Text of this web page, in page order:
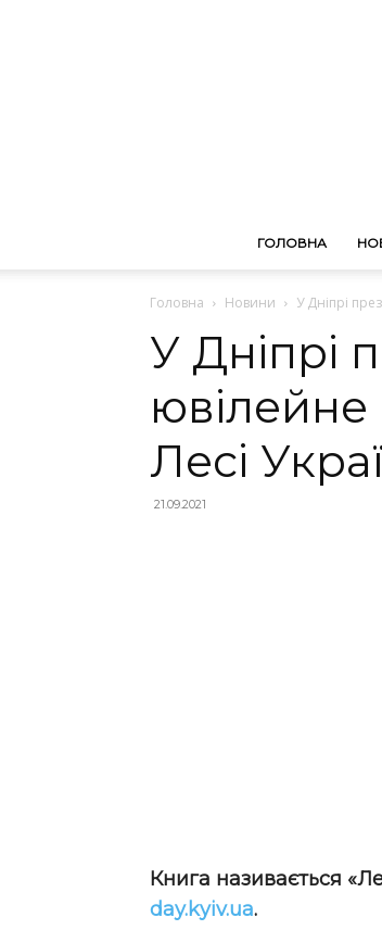
ГОЛОВНА
Головна Новини У Дніпрі
У Дніпрі
ювілейне
Лесі
21.09.2021
Книга називається
day.kyiv.ua.